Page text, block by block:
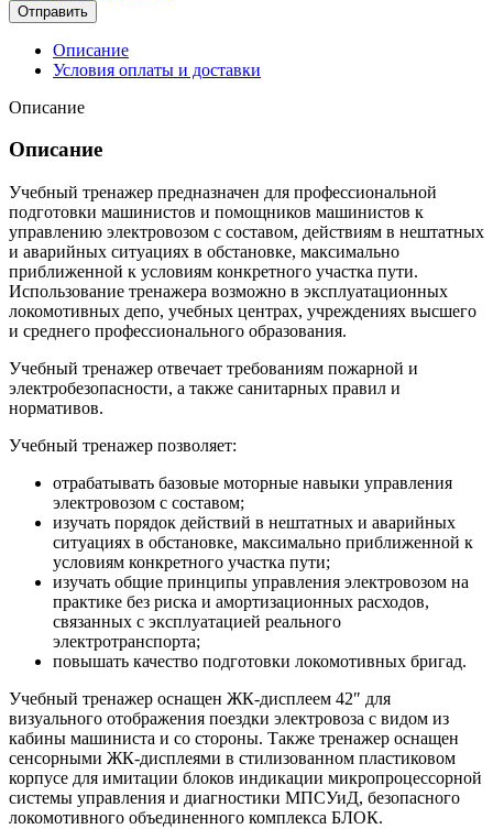
Отправить
Описание
Условия оплаты и доставки
Описание
Описание
Учебный тренажер предназначен для профессиональной
подготовки машинистов и помощников машинистов к
управлению электровозом с составом, действиям в нештатных
и аварийных ситуациях в обстановке, максимально
приближенной к условиям конкретного участка пути.
Использование тренажера возможно в эксплуатационных
локомотивных депо, учебных центрах, учреждениях высшего
и среднего профессионального образования.
Учебный тренажер отвечает требованиям пожарной и
электробезопасности, а также санитарных правил и
нормативов.
Учебный тренажер позволяет:
отрабатывать базовые моторные навыки управления
электровозом с составом;
изучать порядок действий в нештатных и аварийных
ситуациях в обстановке, максимально приближенной к
условиям конкретного участка пути;
изучать общие принципы управления электровозом на
практике без риска и амортизационных расходов,
связанных с эксплуатацией реального
электротранспорта;
повышать качество подготовки локомотивных бригад.
Учебный тренажер оснащен ЖК-дисплеем 42″ для
визуального отображения поездки электровоза с видом из
кабины машиниста и со стороны. Также тренажер оснащен
сенсорными ЖК-дисплеями в стилизованном пластиковом
корпусе для имитации блоков индикации микропроцессорной
системы управления и диагностики МПСУиД, безопасного
локомотивного объединенного комплекса БЛОК.